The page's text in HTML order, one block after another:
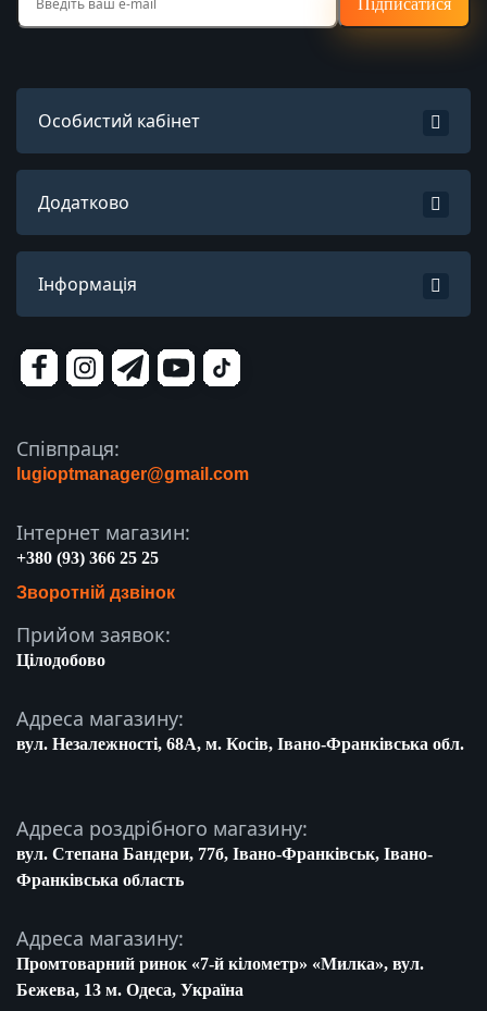
Особистий кабінет
Додатково
Інформація
Співпраця:
lugioptmanager@gmail.com
Інтернет магазин:
+380 (93) 366 25 25
Зворотній дзвінок
Прийом заявок:
Цілодобово
Адреса магазину:
вул. Незалежності, 68A, м. Косів, Івано-Франківська обл.
Адреса роздрібного магазину:
вул. Степана Бандери, 77б, Івано-Франківськ, Івано-
Франківська область
Адреса магазину:
Промтоварний ринок «7-й кілометр» «Милка», вул.
Бежева, 13 м. Одеса, Україна